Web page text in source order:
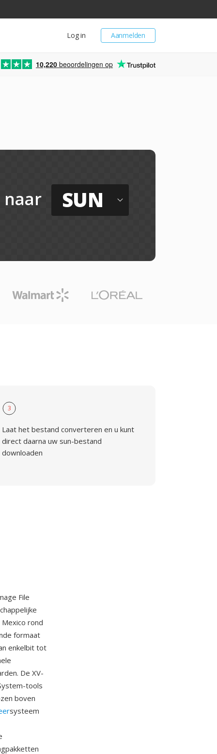
Aanmelden
Log in
10,220 beoordelingen op
naar SUN
3
Laat het bestand converteren en u kunt
direct daarna uw sun-bestand
downloaden
File
rond
formaat
enkelbit tot
De XV-
tools
boven
systeem